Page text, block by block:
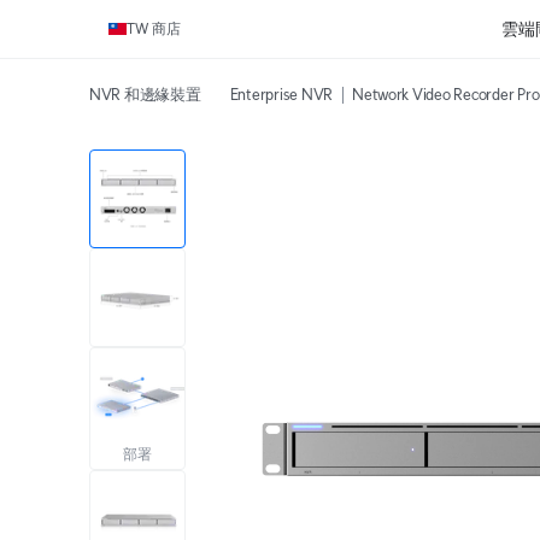
TW 商店 雲端
NVR 和邊緣裝置 Enterprise NVR Network Video Recorder Pro
部署